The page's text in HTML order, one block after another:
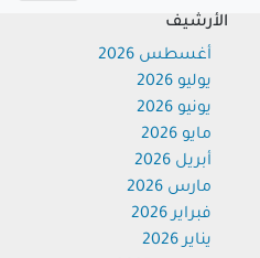
الأرشيف
أغسطس 2026
يوليو 2026
يونيو 2026
مايو 2026
أبريل 2026
مارس 2026
فبراير 2026
يناير 2026